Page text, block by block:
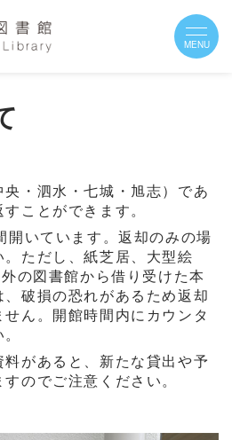
・泗水・七城・旭志）であ
ことができます。
開いています。返却のみの場
ただし、紙芝居、大型絵
の図書館から借り受けた本
、破損の恐れがあるため返却
ん。開館時間内にカウンタ
があると、新たな貸出や予
のでご注意ください。